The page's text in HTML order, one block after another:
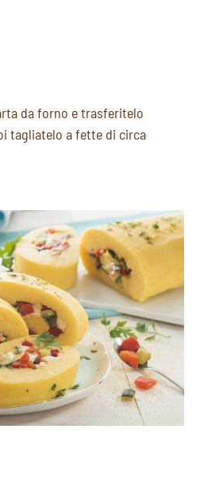
da forno e trasferitelo
tagliatelo a fette di circa